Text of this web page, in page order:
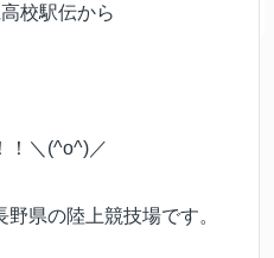
校駅伝から
！＼(^o^)／
県の陸上競技場です。